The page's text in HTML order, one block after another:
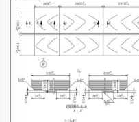
256قطعة